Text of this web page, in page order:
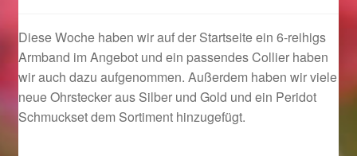
Geschenkideen für Weihnachten 2024
Geschenkideen für Weihnachten 2025
Diese Woche haben wir auf der Startseite ein 6-reihigs
Armband im Angebot und ein passendes Collier haben
wir auch dazu aufgenommen. Außerdem haben wir viele
neue Ohrstecker aus Silber und Gold und ein Peridot
Schmuckset dem Sortiment hinzugefügt.